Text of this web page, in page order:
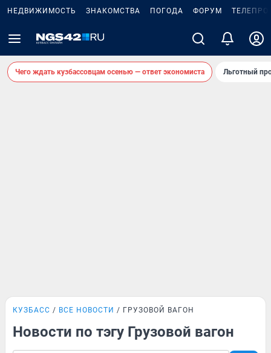
НЕДВИЖИМОСТЬ ЗНАКОМСТВА ПОГОДА ФОРУМ
Чего ждать кузбассовцам осенью — ответ экономиста Льготный
КУЗБАСС ВСЕ НОВОСТИ ГРУЗОВОЙ ВАГОН
Новости по тэгу Грузовой вагон